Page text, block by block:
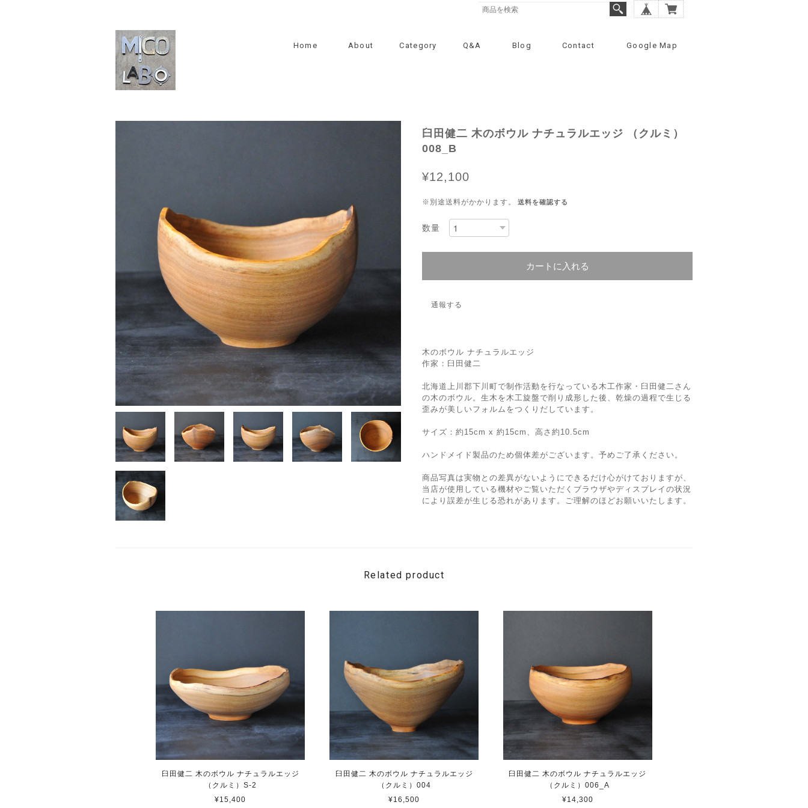
Home About Category Q&A Blog Contact Google Map
臼田健二 木のボウル ナチュラルエッジ （クルミ）
008_B
¥12,100
※別途送料がかかります。 送料を確認する
数量
カートに入れる
通報する
木のボウル ナチュラルエッジ
作家：臼田健二
北海道上川郡下川町で制作活動を行なっている木工作家・臼田健二さん
の木のボウル。生木を木工旋盤で削り成形した後、乾燥の過程で生じる
歪みが美しいフォルムをつくりだしています。
サイズ：約15cm x 約15cm、高さ約10.5cm
ハンドメイド製品のため個体差がございます。予めご了承ください。
商品写真は実物との差異がないようにできるだけ心がけておりますが、
当店が使用している機材やご覧いただくブラウザやディスプレイの状況
により誤差が生じる恐れがあります。ご理解のほどお願いいたします。
Related product
臼田健二 木のボウル ナチュラルエッジ
（クルミ）S-2
¥15,400
臼田健二 木のボウル ナチュラルエッジ
（クルミ）004
¥16,500
臼田健二 木のボウル ナチュラルエッジ
（クルミ）006_A
¥14,300